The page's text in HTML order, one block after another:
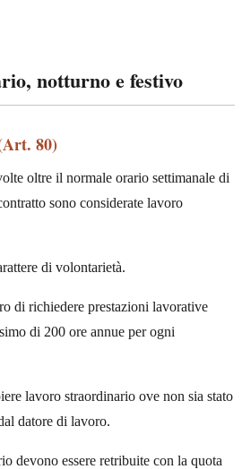
notturno e festivo
80)
oltre il normale orario settimanale di
sono considerate lavoro
di volontarietà.
di richiedere prestazioni lavorative
di 200 ore annue per ogni
lavoro straordinario ove non sia stato
datore di lavoro.
devono essere retribuite con la quota